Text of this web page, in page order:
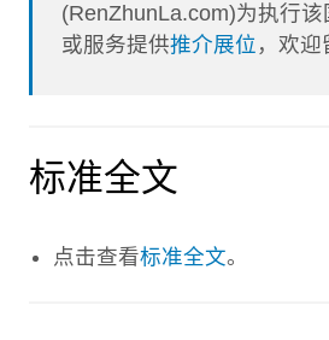
(RenZhunLa.com)为执行
或服务提供推介展位 ，欢迎
标准全文
点击查看标准全文。